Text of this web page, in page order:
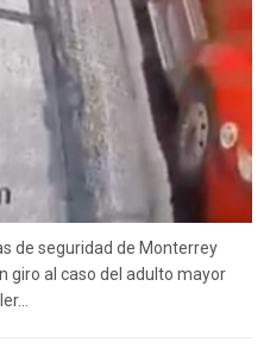
de seguridad de Monterrey
giro al caso del adulto mayor